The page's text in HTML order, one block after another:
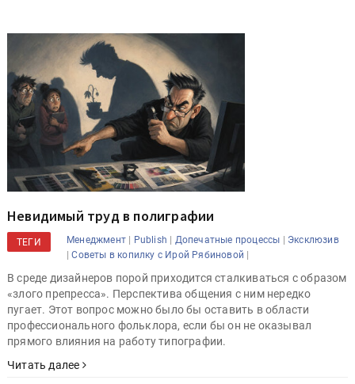
Невидимый труд в полиграфии
ТЕГИ Менеджмент | Publish | Допечатные процессы | Эксклюзив
|Советы в копилку с Ирой Рябиновой |
В среде дизайнеров порой приходится сталкиваться с образом
«злого препресса». Перспектива общения с ним нередко
пугает. Этот вопрос можно было бы оставить в области
профессионального фольклора, если бы он не оказывал
прямого влияния на работу типографии.
Читать далее